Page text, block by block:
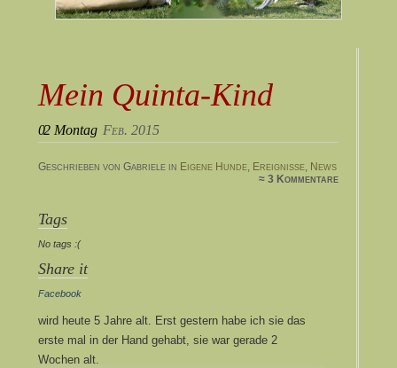
Mein Quinta-Kind
02 Montag Feb. 2015
Geschrieben von Gabriele in Eigene Hunde, Ereignisse, News
≈ 3 Kommentare
Tags
No tags :(
Share it
Facebook
wird heute 5 Jahre alt. Erst gestern habe ich sie das
erste mal in der Hand gehabt, sie war gerade 2
Wochen alt.